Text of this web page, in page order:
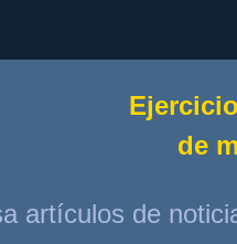
de
artículos de